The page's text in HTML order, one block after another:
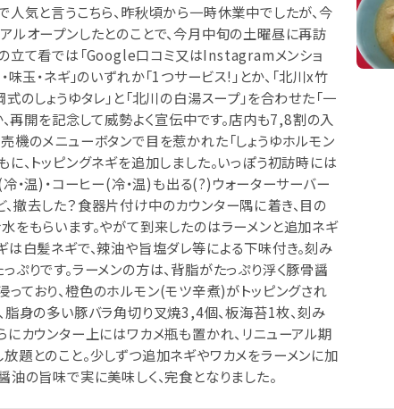
人気と言うこちら、昨秋頃から一時休業中でしたが、今
ルオープンしたとのことで、今月中旬の土曜昼に再訪
の立て看では「Google口コミ又はInstagramメンショ
味玉・ネギ」のいずれか「1つサービス!」とか、「北川x竹
式のしょうゆタレ」と「北川の白湯スープ」を合わせた「一
再開を記念して威勢よく宣伝中です。店内も7,8割の入
機のメニューボタンで目を惹かれた「しょうゆホルモン
に、トッピングネギを追加しました。いっぽう初訪時には
・温)・コーヒー(冷・温)も出る(?)ウォーターサーバー
撤去した？食器片付け中のカウンター隅に着き、目の
をもらいます。やがて到来したのはラーメンと追加ネギ
は白髪ネギで、辣油や旨塩ダレ等による下味付き。刻み
ぷりです。ラーメンの方は、背脂がたっぷり浮く豚骨醤
ており、橙色のホルモン(モツ辛煮)がトッピングされ
脂身の多い豚バラ角切り叉焼3,4個、板海苔1枚、刻み
にカウンター上にはワカメ瓶も置かれ、リニューアル期
題とのこと。少しずつ追加ネギやワカメをラーメンに加
油の旨味で実に美味しく、完食となりました。